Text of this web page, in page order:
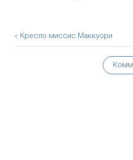
Кресло миссис Маккуори